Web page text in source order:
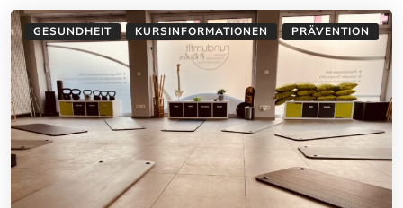
GESUNDHEIT KURSINFORMATIONEN PRÄVENTION